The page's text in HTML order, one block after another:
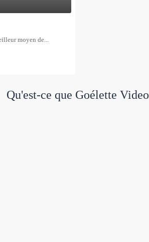
moyen de...
Qu'est-ce que Goélette Video